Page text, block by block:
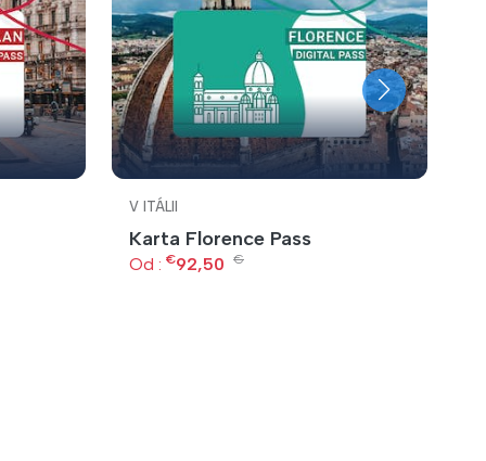
V ITÁLII
Karta Florence Pass
Od : €92,50 €